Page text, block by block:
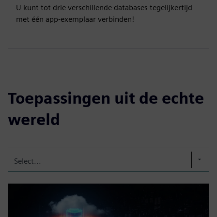
U kunt tot drie verschillende databases tegelijkertijd
met één app-exemplaar verbinden!
Toepassingen uit de echte
wereld
Select...